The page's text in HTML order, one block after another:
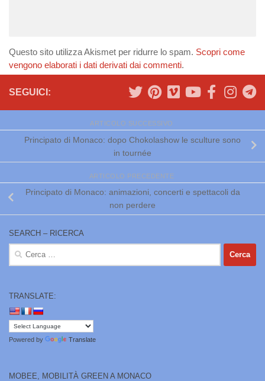
Questo sito utilizza Akismet per ridurre lo spam. Scopri come
vengono elaborati i dati derivati dai commenti.
SEGUICI:
ARTICOLO SUCCESSIVO
Principato di Monaco: dopo Chokolashow le sculture sono
in tournée
ARTICOLO PRECEDENTE
Principato di Monaco: animazioni, concerti e spettacoli da
non perdere
SEARCH – RICERCA
Ricerca
TRANSLATE:
Powered by Translate
MOBEE, MOBILITÀ GREEN A MONACO